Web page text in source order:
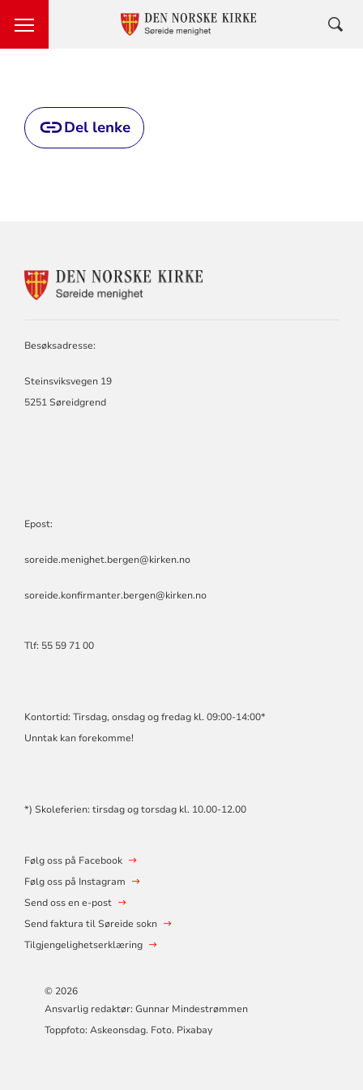
Del lenke
KONTAKTINFORMASJON
Besøksadresse:
Steinsviksvegen 19
5251 Søreidgrend
Epost:
soreide.menighet.bergen@kirken.no
soreide.konfirmanter.bergen@kirken.no
Tlf: 55 59 71 00
Kontortid: Tirsdag, onsdag og fredag kl. 09:00-14:00*
Unntak kan forekomme!
*) Skoleferien: tirsdag og torsdag kl. 10.00-12.00
Følg oss på Facebook
Følg oss på Instagram
Send oss en e-post
Send faktura til Søreide sokn
Tilgjengelighetserklæring
© 2026
Ansvarlig redaktør: Gunnar Mindestrømmen
Toppfoto: Askeonsdag. Foto. Pixabay